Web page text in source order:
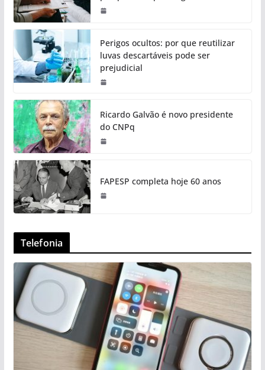
Perigos ocultos: por que reutilizar
luvas descartáveis pode ser
prejudicial
Ricardo Galvão é novo presidente
do CNPq
FAPESP completa hoje 60 anos
Telefonia